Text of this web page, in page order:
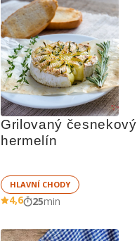
Grilovaný česnekový
hermelín
HLAVNÍ CHODY
4,6 25min